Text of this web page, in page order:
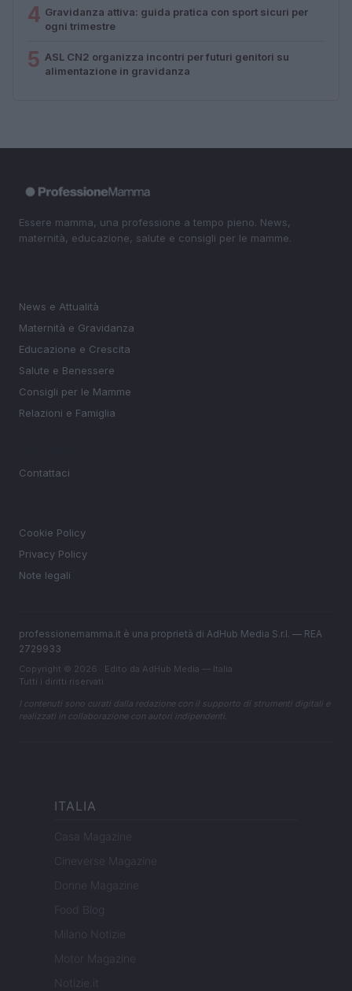
4 Gravidanza attiva: guida pratica con sport sicuri per
ogni trimestre
5 ASL CN2 organizza incontri per futuri genitori su
alimentazione in gravidanza
Essere mamma, una professione a tempo pieno. News,
maternità, educazione, salute e consigli per le mamme.
News e Attualità
Maternità e Gravidanza
Educazione e Crescita
Salute e Benessere
Consigli per le Mamme
Relazioni e Famiglia
Contattaci
Cookie Policy
Privacy Policy
Note legali
professionemamma.it è una proprietà di AdHub Media S.r.l. — REA
2729933
Copyright © 2026 · Edito da AdHub Media — Italia
Tutti i diritti riservati
I contenuti sono curati dalla redazione con il supporto di strumenti digitali e
realizzati in collaborazione con autori indipendenti.
ITALIA
Casa Magazine
Cineverse Magazine
Donne Magazine
Food Blog
Milano Notizie
Motor Magazine
Notizie.it